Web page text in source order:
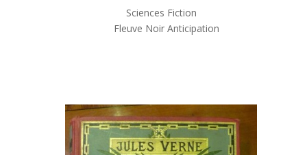
Sciences Fiction
Fleuve Noir Anticipation